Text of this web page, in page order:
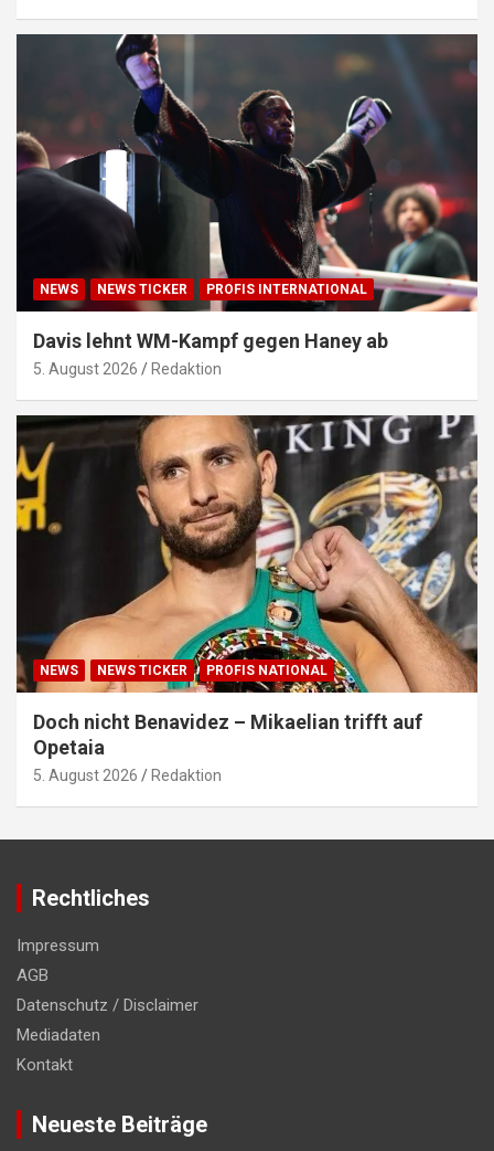
NEWS NEWS TICKER PROFIS INTERNATIONAL
Davis lehnt WM-Kampf gegen Haney ab
5. August 2026 Redaktion
NEWS NEWS TICKER PROFIS NATIONAL
Doch nicht Benavidez – Mikaelian trifft auf
Opetaia
5. August 2026 Redaktion
Rechtliches
Impressum
AGB
Datenschutz / Disclaimer
Mediadaten
Kontakt
Neueste Beiträge